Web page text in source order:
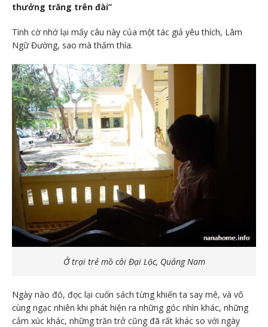
thưởng trăng trên đài”
Tình cờ nhớ lại mấy câu này của một tác giả yêu thích, Lâm
Ngữ Đường, sao mà thấm thía.
Ở trại trẻ mồ côi Đại Lộc, Quảng Nam
Ngày nào đó, đọc lại cuốn sách từng khiến ta say mê, và vô
cùng ngạc nhiên khi phát hiện ra những góc nhìn khác, những
cảm xúc khác, những trăn trở cũng đã rất khác so với ngày